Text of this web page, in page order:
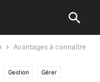
Avantages à connaître
Gestion Gérer